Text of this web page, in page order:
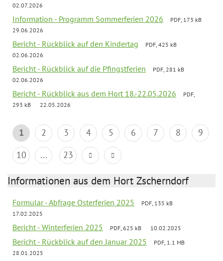
02.07.2026
Information - Programm Sommerferien 2026
PDF, 173 kB
29.06.2026
Bericht - Rückblick auf den Kindertag
PDF, 425 kB
02.06.2026
Bericht - Rückblick auf die Pfingstferien
PDF, 281 kB
02.06.2026
Bericht - Rückblick aus dem Hort 18.-22.05.2026
PDF,
293 kB
22.05.2026
1 2 3 4 5 6 7 8
9
10
... 23
Informationen aus dem Hort Zscherndorf
Formular - Abfrage Osterferien 2025
PDF, 135 kB
17.02.2025
Bericht - Winterferien 2025 PDF, 625 kB 10.02.2025
Bericht - Rückblick auf den Januar 2025
PDF, 1.1 MB
28.01.2025